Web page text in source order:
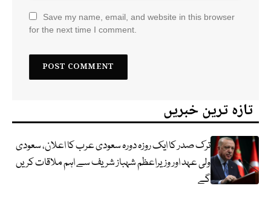
Save my name, email, and website in this browser
for the next time I comment.
تازہ ترین خبریں
ترک صدر کا ایک روزہ دورہ سعودی عرب کا اعلان، سعودی
ولی عہد اور وزیراعظم شہباز شریف سے اہم ملاقات کریں
گے